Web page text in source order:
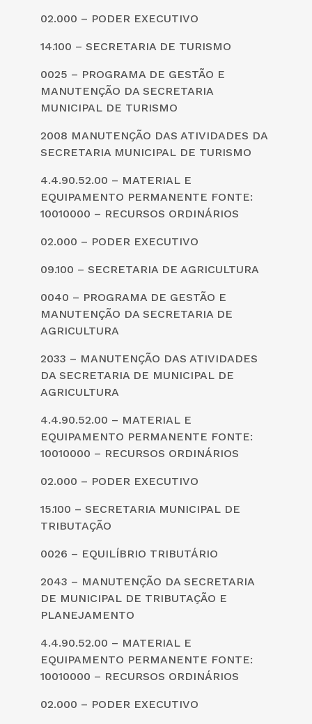
02.000 – PODER EXECUTIVO
14.100 – SECRETARIA DE TURISMO
0025 – PROGRAMA DE GESTÃO E
MANUTENÇÃO DA SECRETARIA
MUNICIPAL DE TURISMO
2008 MANUTENÇÃO DAS ATIVIDADES DA
SECRETARIA MUNICIPAL DE TURISMO
4.4.90.52.00 – MATERIAL E
EQUIPAMENTO PERMANENTE FONTE:
10010000 – RECURSOS ORDINÁRIOS
02.000 – PODER EXECUTIVO
09.100 – SECRETARIA DE AGRICULTURA
0040 – PROGRAMA DE GESTÃO E
MANUTENÇÃO DA SECRETARIA DE
AGRICULTURA
2033 – MANUTENÇÃO DAS ATIVIDADES
DA SECRETARIA DE MUNICIPAL DE
AGRICULTURA
4.4.90.52.00 – MATERIAL E
EQUIPAMENTO PERMANENTE FONTE:
10010000 – RECURSOS ORDINÁRIOS
02.000 – PODER EXECUTIVO
15.100 – SECRETARIA MUNICIPAL DE
TRIBUTAÇÃO
0026 – EQUILÍBRIO TRIBUTÁRIO
2043 – MANUTENÇÃO DA SECRETARIA
DE MUNICIPAL DE TRIBUTAÇÃO E
PLANEJAMENTO
4.4.90.52.00 – MATERIAL E
EQUIPAMENTO PERMANENTE FONTE:
10010000 – RECURSOS ORDINÁRIOS
02.000 – PODER EXECUTIVO